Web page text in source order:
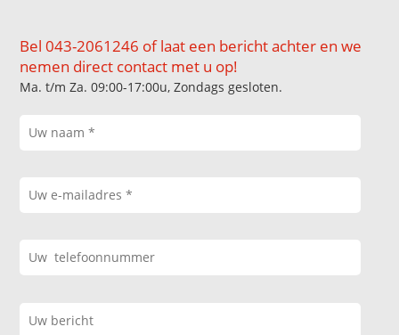
Bel 043-2061246 of laat een bericht achter en we
nemen direct contact met u op!
Ma. t/m Za. 09:00-17:00u, Zondags gesloten.